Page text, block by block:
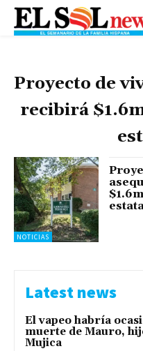
Proyecto de
recibirá
NOTICIAS
Latest news
El vapeo habría
muerte de Mauro,
Mujica